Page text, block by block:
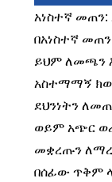
አነስተኛ መጠን:
በአነስተኛ
ይህም ለመጫን
አስተማማኝ
ደህንነትን
ወይም አጭር
መቋረጡን
በሰፊው ጥቅም